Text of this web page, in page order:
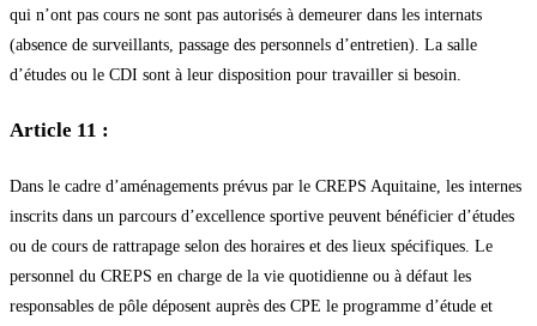
qui n’ont pas cours ne sont pas autorisés à demeurer dans les internats
(absence de surveillants, passage des personnels d’entretien). La salle
d’études ou le CDI sont à leur disposition pour travailler si besoin.
Article 11 :
Dans le cadre d’aménagements prévus par le CREPS Aquitaine, les internes
inscrits dans un parcours d’excellence sportive peuvent bénéficier d’études
ou de cours de rattrapage selon des horaires et des lieux spécifiques. Le
personnel du CREPS en charge de la vie quotidienne ou à défaut les
responsables de pôle déposent auprès des CPE le programme d’étude et